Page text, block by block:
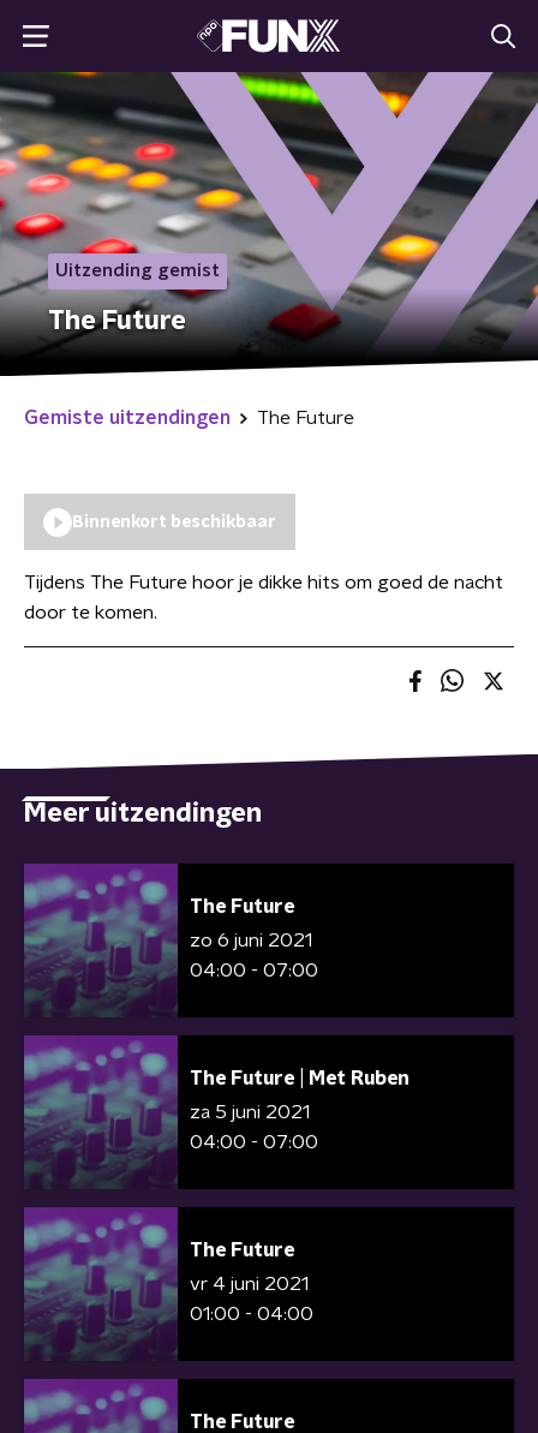
Uitzending gemist
The Future
Gemiste uitzendingen The Future
Binnenkort beschikbaar
Tijdens The Future hoor je dikke hits om goed de nacht
door te komen.
Meer uitzendingen
The Future
zo 6 juni 2021
04:00 - 07:00
The Future | Met Ruben
za 5 juni 2021
04:00 - 07:00
The Future
vr 4 juni 2021
01:00 - 04:00
The Future